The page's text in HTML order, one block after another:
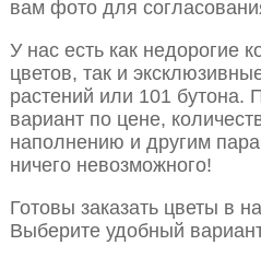
вам фото для
У нас есть как недорогие
цветов, так и
растений или 101
вариант по цене,
наполнению и другим
ничего невозможного!
Готовы заказать цветы в
Выберите удобный